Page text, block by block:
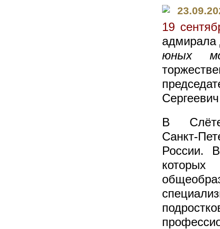
19
адмирала
юных
В
России.